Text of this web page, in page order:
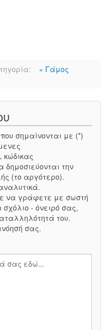
« Γάμος
σημαίνονται με (*)
κώδικας
την
(το αργότερο).
να γράφετε με σωστή
- όνειρό σας,
του.
σας.